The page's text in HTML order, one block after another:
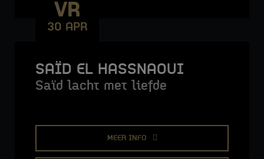
VR
30 APR
SAÏD EL HASSNAOUI
Saïd lacht met liefde
MEER INFO